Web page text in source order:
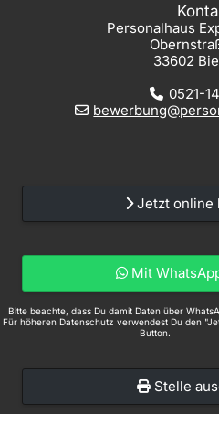
Personalhaus
33602
0521-
Jetzt online
Mit
Bitte beachte, dass Du damit Daten über
Für höheren Datenschutz verwendest Du den
Button.
Stelle